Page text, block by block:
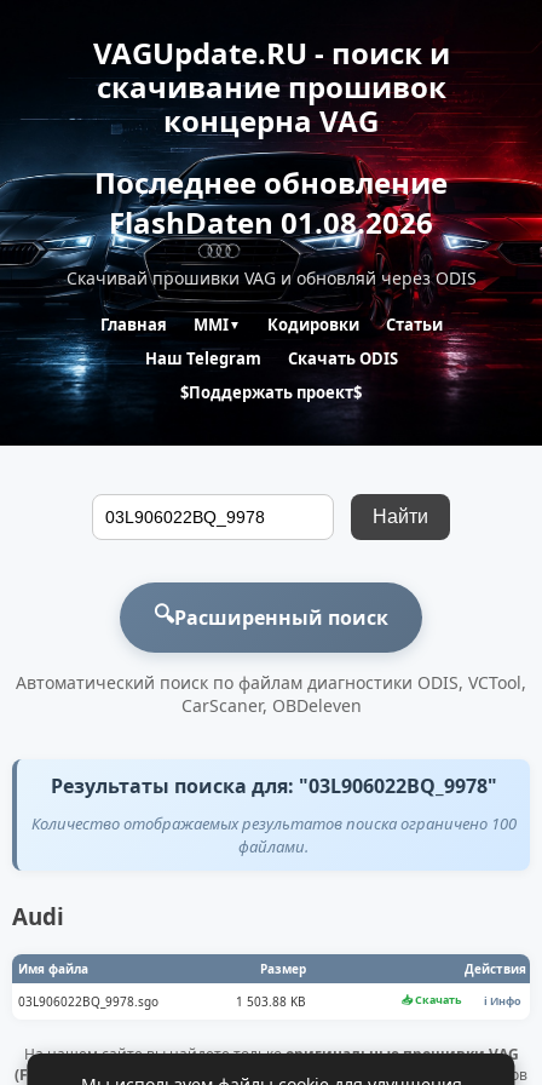
VAGUpdate.RU - поиск и
скачивание прошивок
концерна VAG
Последнее обновление
FlashDaten 01.08.2026
Скачивай прошивки VAG и обновляй через ODIS
Главная MMI▼ Кодировки
Статьи
Наш Telegram
Скачать ODIS
$Поддержать проект$
Найти
🔍Расширенный поиск
Автоматический поиск по файлам диагностики ODIS, VCTool,
CarScaner, OBDeleven
Результаты поиска для: "03L906022BQ_9978"
Количество отображаемых результатов поиска ограничено 100
файлами.
Audi
Имя файла Размер
Действия
03L906022BQ_9978.sgo
1 503.88 KB 📥 Скачать ℹ️ Инфо
На нашем сайте вы найдете толькооригинальные прошивки VAG
(Flashdaten)
. Все файлы получены напрямую с официальных серверов